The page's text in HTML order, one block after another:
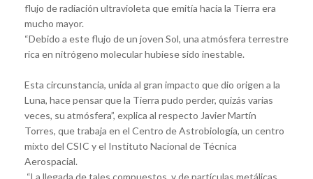
flujo de radiación ultravioleta que emitía hacia la Tierra era
mucho mayor.
“Debido a este flujo de un joven Sol, una atmósfera terrestre
rica en nitrógeno molecular hubiese sido inestable.
Esta circunstancia, unida al gran impacto que dio origen a la
Luna, hace pensar que la Tierra pudo perder, quizás varias
veces, su atmósfera”, explica al respecto Javier Martín
Torres, que trabaja en el Centro de Astrobiología, un centro
mixto del CSIC y el Instituto Nacional de Técnica
Aerospacial.
“La llegada de tales compuestos, y de partículas metálicas